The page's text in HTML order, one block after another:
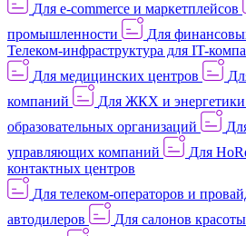
Для e-commerce и маркетплейсов
промышленности
Для
Телеком-инфраструктура для IT-
Для медицинских центров
компаний
Для ЖКХ и энергетики
образовательных организаций
управляющих компаний
Для
контактных центров
Для телеком-операторов и
автодилеров
Для салонов красоты